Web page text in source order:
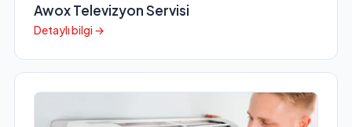
Awox Televizyon Servisi
Detaylı bilgi →